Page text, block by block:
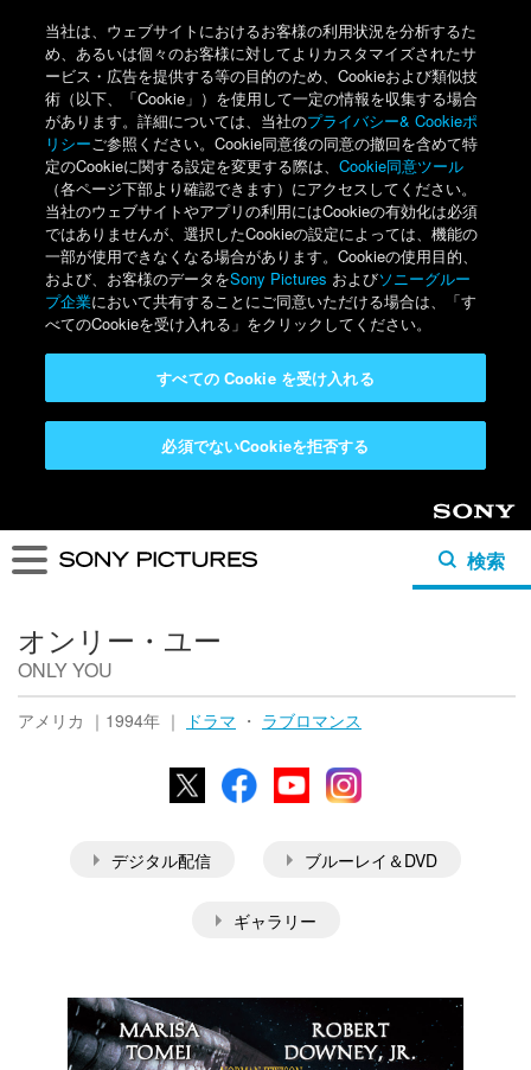
当社は、ウェブサイトにおけるお客様の利用状況を分析するた
め、あるいは個々のお客様に対してよりカスタマイズされたサ
ービス・広告を提供する等の目的のため、Cookieおよび類似技
術（以下、「Cookie」）を使用して一定の情報を収集する場合
があります。詳細については、当社のプライバシー& Cookieポ
リシーご参照ください。Cookie同意後の同意の撤回を含めて特
定のCookieに関する設定を変更する際は、Cookie同意ツール
（各ページ下部より確認できます）にアクセスしてください。
当社のウェブサイトやアプリの利用にはCookieの有効化は必須
ではありませんが、選択したCookieの設定によっては、機能の
一部が使用できなくなる場合があります。Cookieの使用目的、
および、お客様のデータをSony Pictures およびソニーグルー
プ企業において共有することにご同意いただける場合は、「す
べてのCookieを受け入れる」をクリックしてください。
必須でないCookieを拒否する
すべての Cookie を受け入れる
Sony
検索
オンリー・ユー
ONLY YOU
アメリカ ｜1994年 ｜ ドラマ ・ ラブロマンス
X FacebookYouTubeInstagram
デジタル配信 ブルーレイ＆DVD
ギャラリー